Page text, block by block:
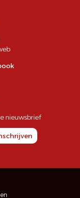
nieuwsbrief